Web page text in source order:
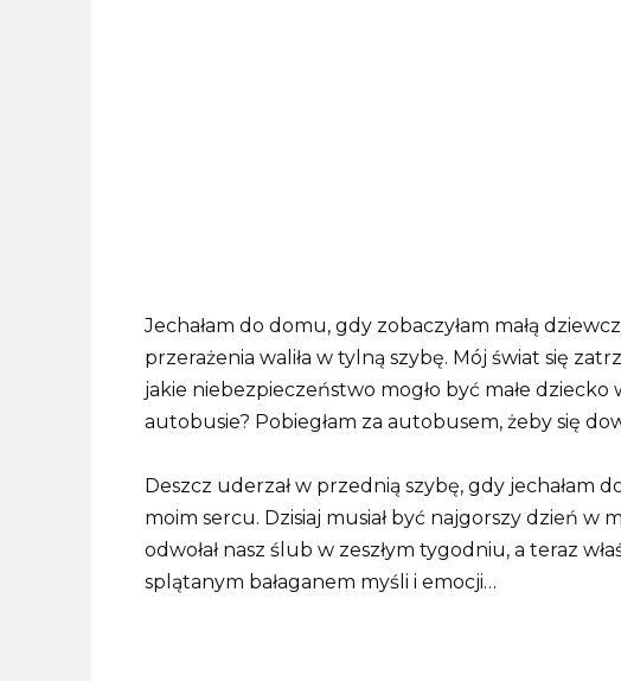
Jechałam do domu, gdy zobaczyłam małą
przerażenia waliła w tylną szybę. Mój świat się
jakie niebezpieczeństwo mogło być małe
autobusie? Pobiegłam za autobusem, żeby się
Deszcz uderzał w przednią szybę, gdy jechałam
moim sercu. Dzisiaj musiał być najgorszy dzień w
odwołał nasz ślub w zeszłym tygodniu, a teraz
splątanym bałaganem myśli i emocji…